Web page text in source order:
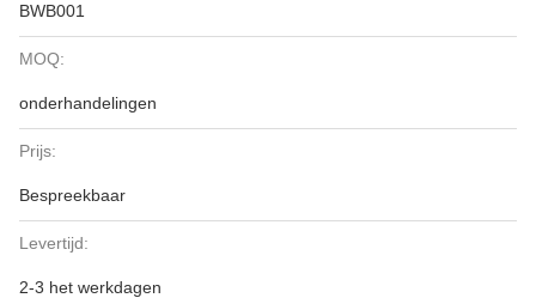
BWB001
MOQ:
onderhandelingen
Prijs:
Bespreekbaar
Levertijd:
2-3 het werkdagen